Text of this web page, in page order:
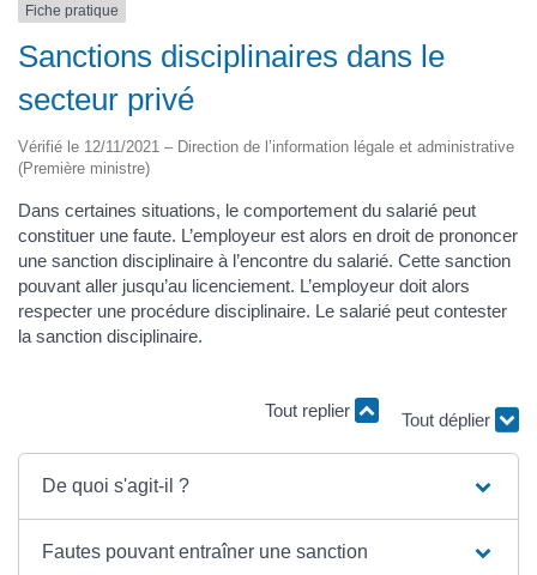
Fiche pratique
Sanctions disciplinaires dans le
secteur privé
Vérifié le 12/11/2021 – Direction de l’information légale et administrative
(Première ministre)
Dans certaines situations, le comportement du salarié peut
constituer une faute. L’employeur est alors en droit de prononcer
une sanction disciplinaire à l’encontre du salarié. Cette sanction
pouvant aller jusqu’au licenciement. L’employeur doit alors
respecter une procédure disciplinaire. Le salarié peut contester
la sanction disciplinaire.
Tout replier
Tout déplier
De quoi s'agit-il ?
Fautes pouvant entraîner une sanction